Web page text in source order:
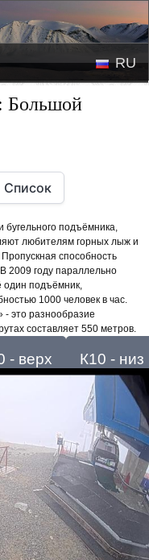
RU
Большой
подъёмника,
любителям горных лыж и
способность
2009 году параллельно
один подъёмник,
1000 человек в час.
это разнообразие
составляет 550 метров.
- верх К10 - низ